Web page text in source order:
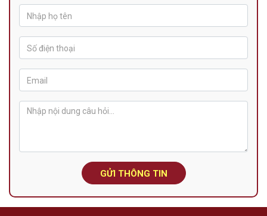
GỬI THÔNG TIN